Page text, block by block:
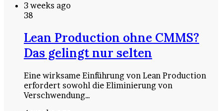
3 weeks ago
38
Lean Production ohne CMMS?
Das gelingt nur selten
Eine wirksame Einführung von Lean Production
erfordert sowohl die Eliminierung von
Verschwendung…